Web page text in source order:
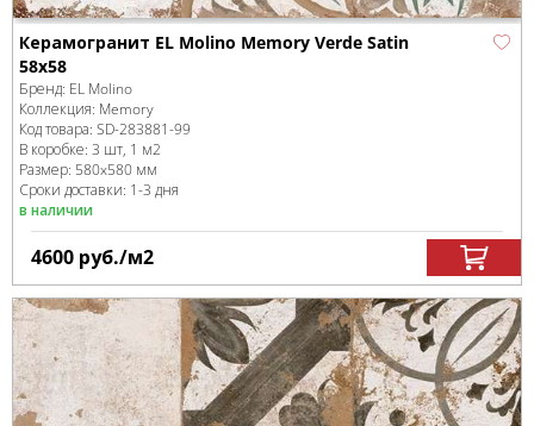
Керамогранит EL Molino Memory Verde Satin
58x58
Бренд: EL Molino
Коллекция: Memory
Код товара: SD-283881-99
В коробке: 3 шт, 1 м2
Размер: 580x580 мм
Сроки доставки: 1-3 дня
в наличии
4600 руб./м2